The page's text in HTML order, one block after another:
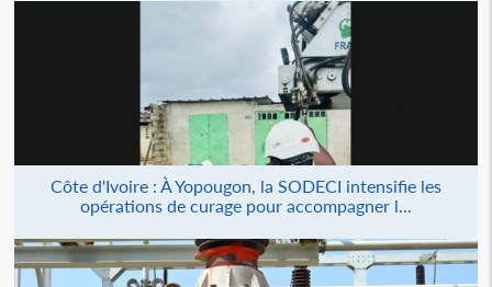
Côte d'Ivoire : À Yopougon, la SODECI intensifie les
opérations de curage pour accompagner l...